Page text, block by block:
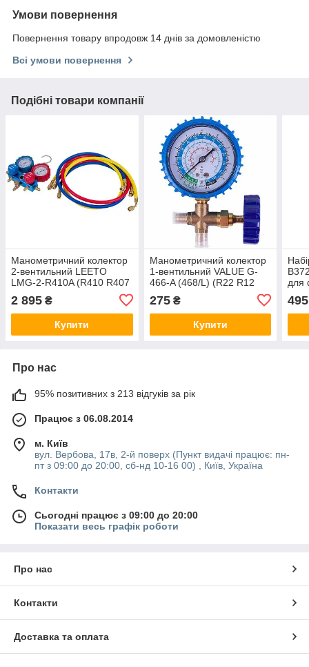
Умови повернення
Повернення товару впродовж 14 днів за домовленістю
Всі умови повернення
Подібні товари компанії
Манометричний колектор
2-вентильний LEETO
LMG-2-R410A (R410 R407
3шт.x1200mm
2 895 ₴
Купити
Манометричний колектор
1-вентильний VALUE G-
466-A (468/L) (R22 R12
275₴
Купити
для
495
Про нас
95% позитивних з 213 відгуків за рік
Працює з 06.08.2014
м. Київ
вул. Вербова, 17в, 2-й поверх (Пункт видачі працює: пн-
пт з 09:00 до 20:00, сб-нд 10-16 00) , Київ, Україна
Контакти
Сьогодні працює з 09:00 до 20:00
Показати весь графік роботи
Про нас
Контакти
Доставка та оплата